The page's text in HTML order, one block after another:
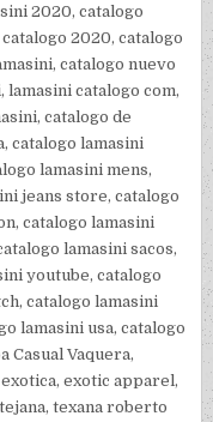
2020, catalogo
2020, catalogo
catalogo nuevo
catalogo com,
catalogo de
catalogo lamasini
lamasini mens,
jeans store, catalogo
catalogo lamasini
lamasini sacos,
youtube, catalogo
catalogo lamasini
lamasini usa, catalogo
Casual Vaquera,
exotic apparel,
texana roberto